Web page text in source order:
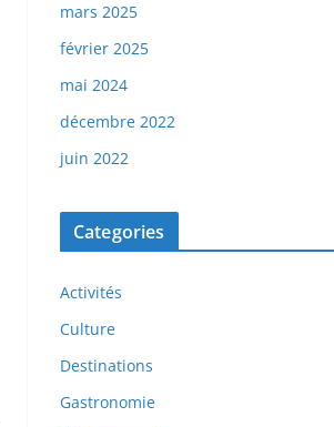
mars 2025
février 2025
mai 2024
décembre 2022
juin 2022
Categories
Activités
Culture
Destinations
Gastronomie